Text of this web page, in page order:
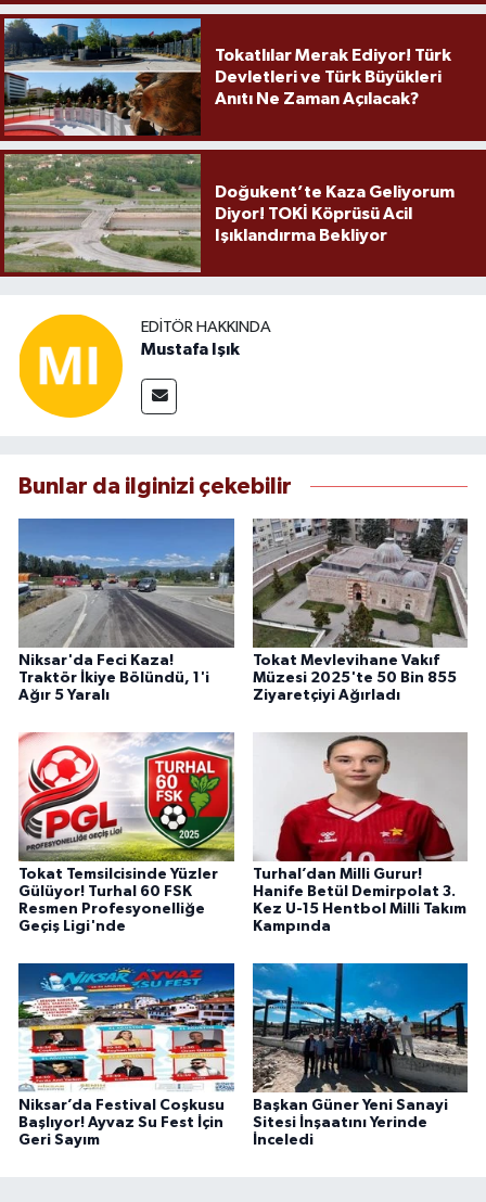
Tokatlılar Merak Ediyor! Türk
Devletleri ve Türk Büyükleri
Anıtı Ne Zaman Açılacak?
Doğukent’te Kaza Geliyorum
Diyor! TOKİ Köprüsü Acil
Işıklandırma Bekliyor
EDITÖR HAKKINDA
Mustafa Işık
Bunlar da ilginizi çekebilir
Niksar'da Feci Kaza!
Traktör İkiye Bölündü, 1'i
Ağır 5 Yaralı
Tokat Mevlevihane Vakıf
Müzesi 2025'te 50 Bin 855
Ziyaretçiyi Ağırladı
Tokat Temsilcisinde Yüzler
Gülüyor! Turhal 60 FSK
Resmen Profesyonelliğe
Geçiş Ligi'nde
Turhal’dan Milli Gurur!
Hanife Betül Demirpolat 3.
Kez U-15 Hentbol Milli Takım
Kampında
Niksar’da Festival Coşkusu
Başlıyor! Ayvaz Su Fest İçin
Geri Sayım
Başkan Güner Yeni Sanayi
Sitesi İnşaatını Yerinde
İnceledi